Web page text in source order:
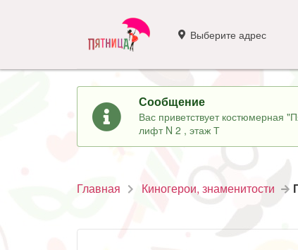
Выберите адрес
Сообщение
Вас приветствует костюмерная
лифт N 2 , этаж Т
Главная Киногерои, знаменитости